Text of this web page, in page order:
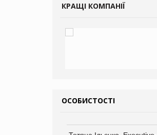
КРАЩІ КОМПАНІЇ
ОСОБИСТОСТІ